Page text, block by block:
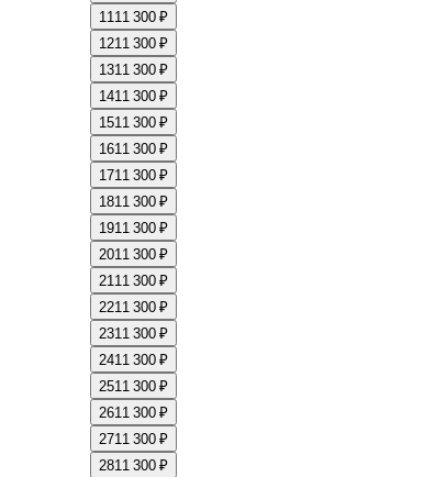
1111 300 ₽
1211 300 ₽
1311 300 ₽
1411 300 ₽
1511 300 ₽
1611 300 ₽
1711 300 ₽
1811 300 ₽
1911 300 ₽
2011 300 ₽
2111 300 ₽
2211 300 ₽
2311 300 ₽
2411 300 ₽
2511 300 ₽
2611 300 ₽
2711 300 ₽
2811 300 ₽